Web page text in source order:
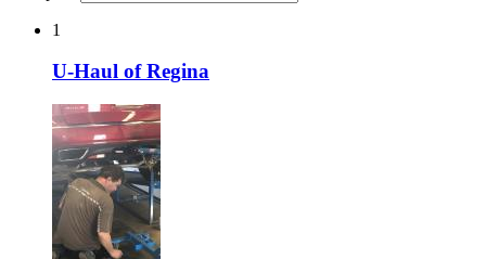
1
U-Haul of Regina